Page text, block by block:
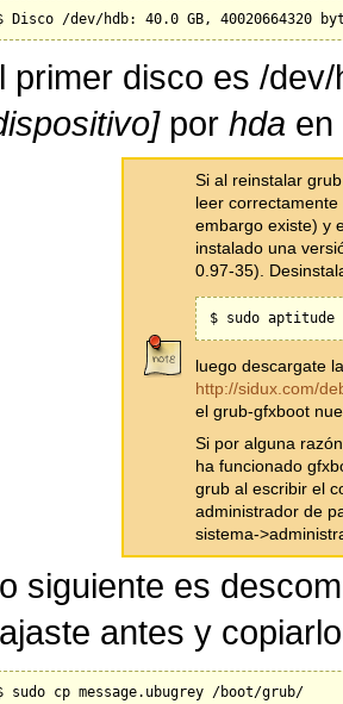
primer disco es /
porhda en
Si al reinstalar
leer
embargo existe) y
instalado una
0.97-35).
luego descargate
http://sidux.com/
el grub-gfxboot
Si por alguna
ha funcionado
grub al escribir el
administrador de
sistema-
siguiente es
antes y